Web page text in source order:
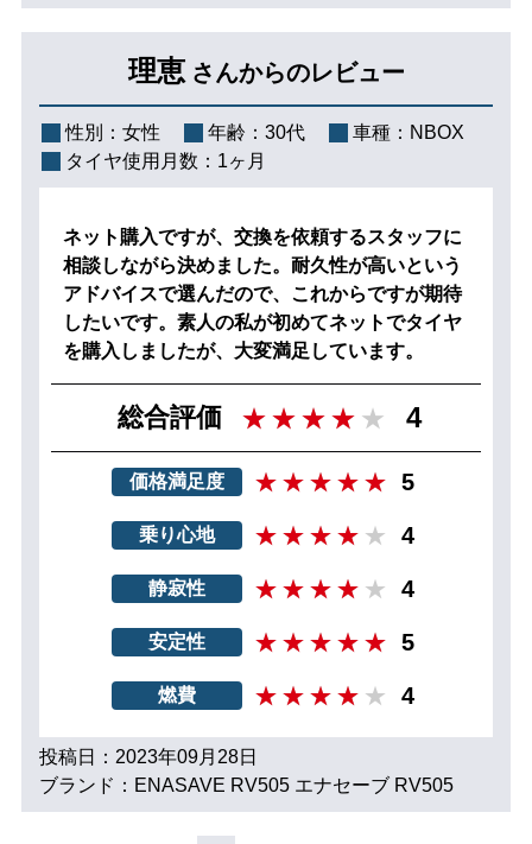
理恵 さんからのレビュー
性別： 女性 年齢： 30代 車種： NBOX
タイヤ使用月数： 1ヶ月
ネット購入ですが、交換を依頼するスタッフに
相談しながら決めました。耐久性が高いという
アドバイスで選んだので、これからですが期待
したいです。素人の私が初めてネットでタイヤ
を購入しましたが、大変満足しています。
総合評価 4
価格満足度 5
乗り心地 4
静寂性 4
安定性 5
燃費 4
投稿日：2023年09月28日
ブランド：ENASAVE RV505 エナセーブ RV505